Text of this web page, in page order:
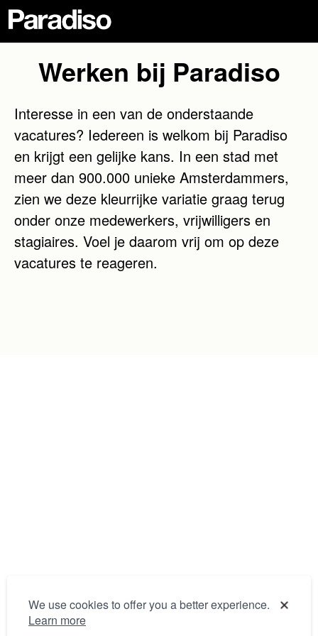
Werken bij Paradiso
Interesse in een van de onderstaande
vacatures? Iedereen is welkom bij Paradiso
en krijgt een gelijke kans. In een stad met
meer dan 900.000 unieke Amsterdammers,
zien we deze kleurrijke variatie graag terug
onder onze medewerkers, vrijwilligers en
stagiaires. Voel je daarom vrij om op deze
vacatures te reageren.
We use cookies to offer you a better experience.
Learn more